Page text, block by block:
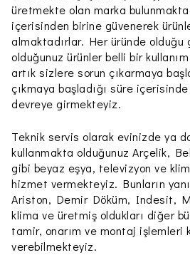
üretmekte olan marka
içerisinden birine güvenerek
almaktadırlar. Her üründe olduğu
olduğunuz ürünler belli bir
artık sizlere sorun çıkarmaya
çıkmaya başladığı süre
devreye girmekteyiz.
Teknik servis olarak evinizde ya
kullanmakta olduğunuz Arçelik,
gibi beyaz eşya, televizyon ve
hizmet vermekteyiz. Bunların
Ariston, Demir Döküm, Indesit,
klima ve üretmiş oldukları diğer
tamir, onarım ve montaj işlemleri
verebilmekteyiz.